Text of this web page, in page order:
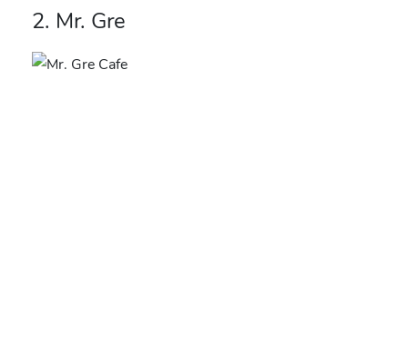
2. Mr. Gre